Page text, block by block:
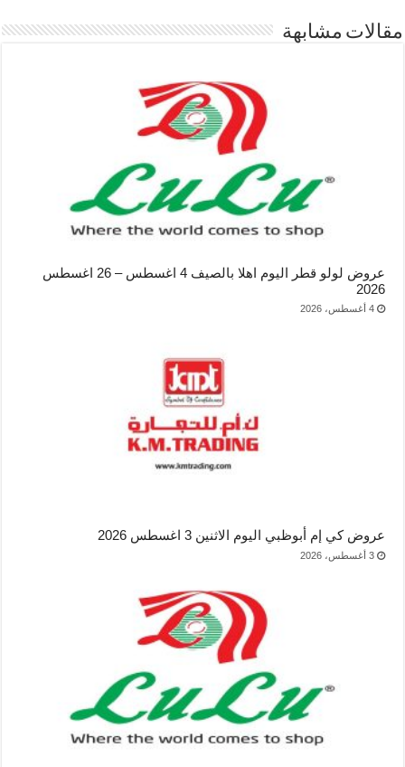
مقالات مشابهة
عروض لولو قطر اليوم اهلا بالصيف 4 اغسطس – 26 اغسطس
2026
4 أغسطس، 2026
عروض كي إم أبوظبي اليوم الاثنين 3 اغسطس 2026
3 أغسطس، 2026